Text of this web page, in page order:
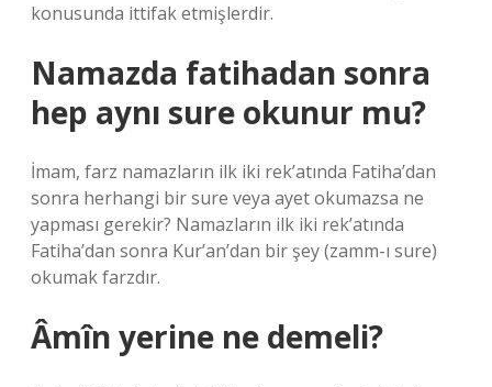
konusunda ittifak etmişlerdir.
Namazda fatihadan sonra
hep aynı sure okunur mu?
İmam, farz namazların ilk iki rek’atında Fatiha’dan
sonra herhangi bir sure veya ayet okumazsa ne
yapması gerekir? Namazların ilk iki rek’atında
Fatiha’dan sonra Kur’an’dan bir şey (zamm-ı sure)
okumak farzdır.
Âmîn yerine ne demeli?